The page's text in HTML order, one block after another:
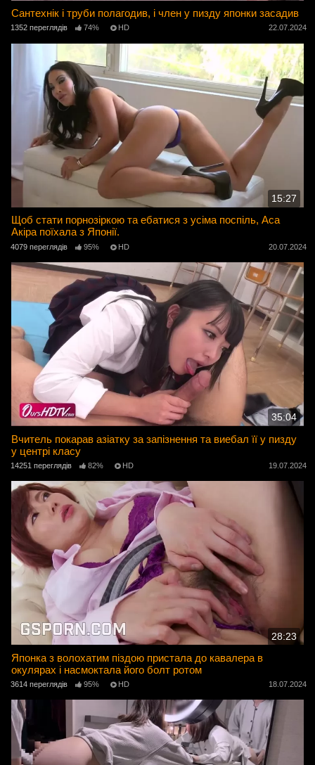
Сантехнік і труби полагодив, і член у пизду японки засадив
1352 переглядів 74% HD 22.07.2024
15:27
Щоб стати порнозіркою та ебатися з усіма поспіль, Аса
Акіра поїхала з Японії.
4079 переглядів 95% HD 20.07.2024
35:04
Вчитель покарав азіатку за запізнення та виебал її у пизду
у центрі класу
14251 переглядів 82% HD 19.07.2024
28:23
Японка з волохатим піздою пристала до кавалера в
окулярах і насмоктала його болт ротом
3614 переглядів 95% HD 18.07.2024